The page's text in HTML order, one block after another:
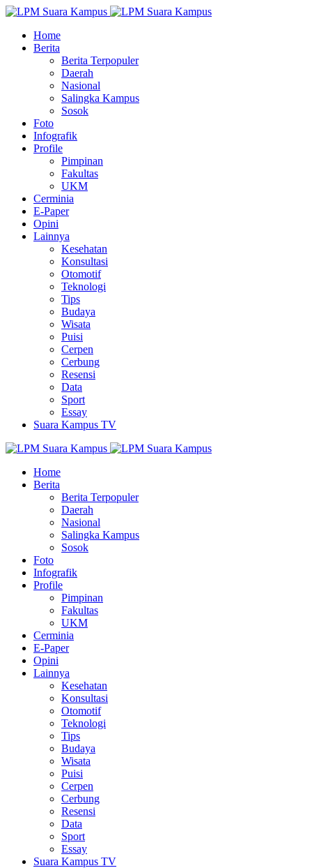
Home
Berita
Berita Terpopuler
Daerah
Nasional
Salingka Kampus
Sosok
Foto
Infografik
Profile
Pimpinan
Fakultas
UKM
Cerminia
E-Paper
Opini
Lainnya
Kesehatan
Konsultasi
Otomotif
Teknologi
Tips
Budaya
Wisata
Puisi
Cerpen
Cerbung
Resensi
Data
Sport
Essay
Suara Kampus TV
Home
Berita
Berita Terpopuler
Daerah
Nasional
Salingka Kampus
Sosok
Foto
Infografik
Profile
Pimpinan
Fakultas
UKM
Cerminia
E-Paper
Opini
Lainnya
Kesehatan
Konsultasi
Otomotif
Teknologi
Tips
Budaya
Wisata
Puisi
Cerpen
Cerbung
Resensi
Data
Sport
Essay
Suara Kampus TV